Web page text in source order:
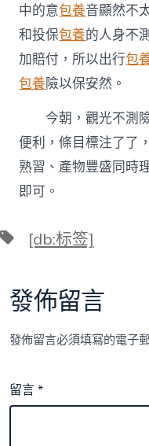
中的意包養音顯然不
和投保包養的人身不
加賠付，所以出行包
包養險以保安然。
今朝，觀光不測險
便利，條目標注了了
熟習、產物豐盛同時
即可。
標 [db:标签]
發佈留言
發佈留言必須填寫的電子
留言*